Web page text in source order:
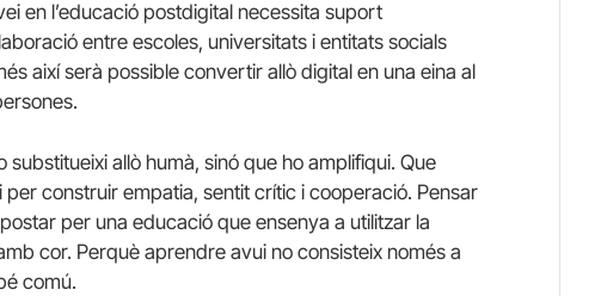
en l’educació postdigital necessita suport
entre escoles, universitats i entitats socials
així serà possible convertir allò digital en una eina al
allò humà, sinó que ho amplifiqui. Que
construir empatia, sentit crític i cooperació. Pensar
per una educació que ensenya a utilitzar la
cor. Perquè aprendre avui no consisteix només a
comú.